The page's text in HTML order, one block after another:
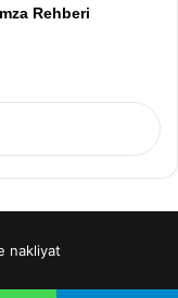
Rehberi
nakliyat